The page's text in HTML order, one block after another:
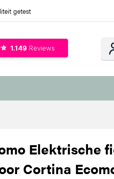
getest
Elektrische
Cortina